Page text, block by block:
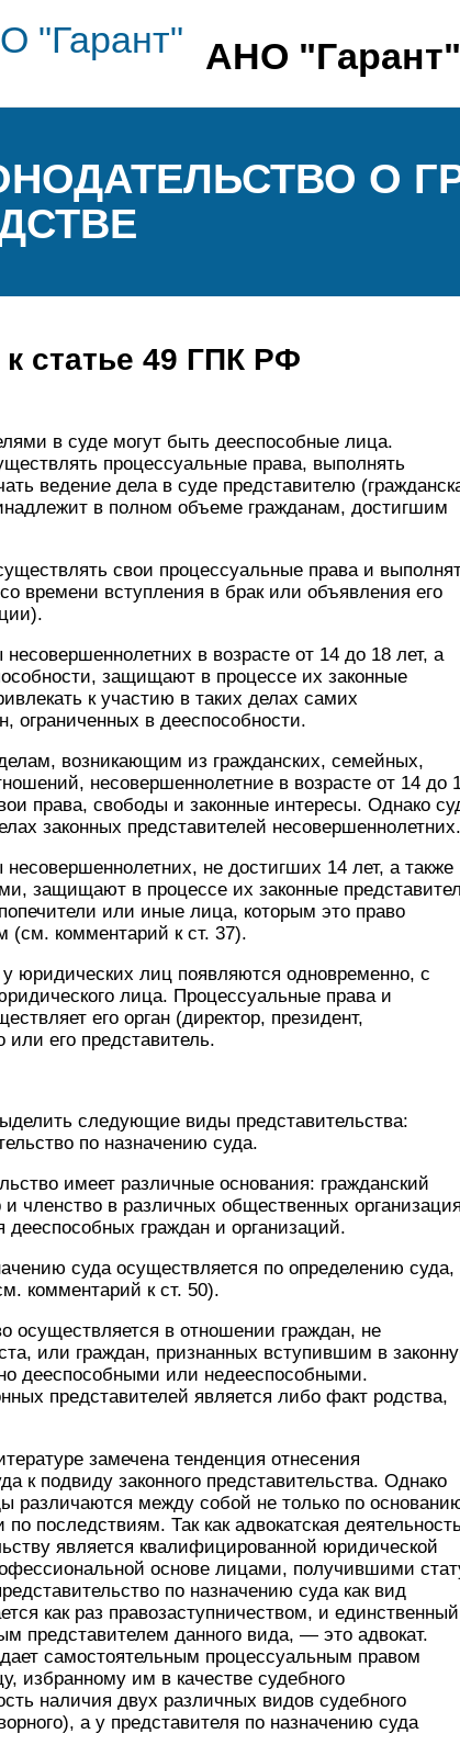
АНО "Гарант"
О
статье 49 ГПК РФ
в суде могут быть дееспособные лица.
процессуальные права, выполнять
ведение дела в суде представителю
в полном объеме гражданам, достигшим
свои процессуальные права и
времени вступления в брак или объявления его
в возрасте от 14 до 18 лет, а
защищают в процессе их законные
к участию в таких делах самих
ограниченных в дееспособности.
возникающим из гражданских, семейных,
несовершеннолетние в возрасте от 14 до
права, свободы и законные интересы. Однако
законных представителей несовершеннолетних.
не достигших 14 лет, а также
защищают в процессе их законные
или иные лица, которым это право
(см. комментарий к ст. 37).
юридических лиц появляются одновременно, с
лица. Процессуальные права и
его орган (директор, президент,
или его представитель.
следующие виды представительства:
по назначению суда.
имеет различные основания: гражданский
и членство в различных общественных
граждан и организаций.
суда осуществляется по определению суда,
комментарий к ст. 50).
осуществляется в отношении граждан, не
или граждан, признанных вступившим в
дееспособными или недееспособными.
представителей является либо факт родства,
замечена тенденция отнесения
к подвиду законного представительства. Однако
различаются между собой не только по
последствиям. Так как адвокатская
является квалифицированной юридической
основе лицами, получившими
по назначению суда как вид
как раз правозаступничеством, и единственный
представителем данного вида, — это адвокат.
самостоятельным процессуальным правом
избранному им в качестве судебного
наличия двух различных видов судебного
а у представителя по назначению суда